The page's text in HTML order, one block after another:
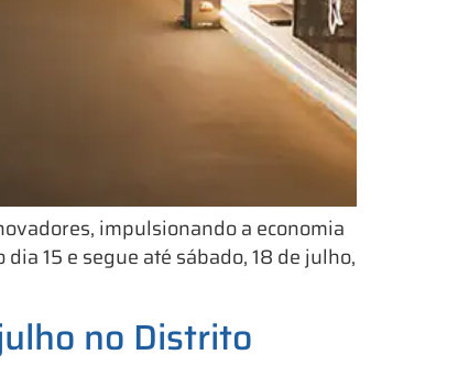
impulsionando a economia
15 e segue até sábado, 18 de julho,
no Distrito